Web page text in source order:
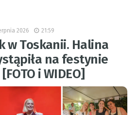
2026 21:59
w Toskanii. Halina
na festynie
i WIDEO]